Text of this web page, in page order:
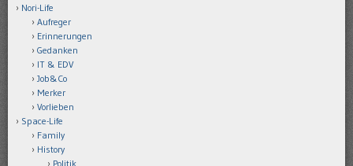
Nori-Life
Aufreger
Erinnerungen
Gedanken
IT & EDV
Job&Co
Merker
Vorlieben
Space-Life
Family
History
Politik